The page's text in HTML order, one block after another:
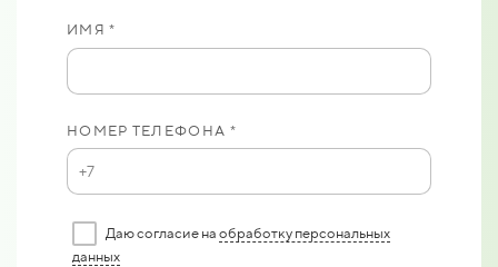
ИМЯ *
НОМЕР ТЕЛЕФОНА *
Даю согласие на обработку персональных
данных